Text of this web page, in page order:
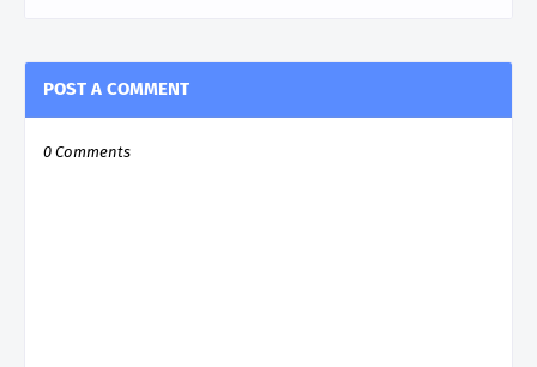
POST A COMMENT
0 Comments